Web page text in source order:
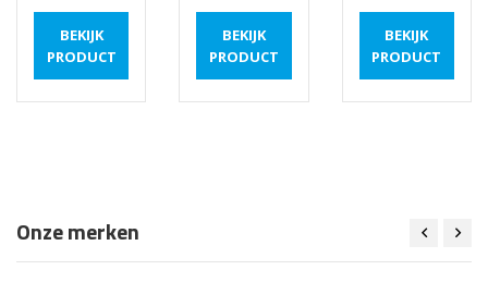
BEKIJK
PRODUCT
BEKIJK
PRODUCT
BEKIJK
PRODUCT
Onze merken